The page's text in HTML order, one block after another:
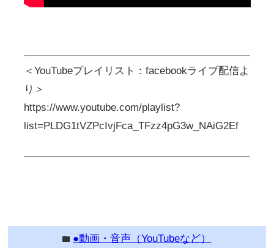
＜YouTubeプレイリスト：facebookライブ配信よ
り＞
https://www.youtube.com/playlist?
list=PLDG1tVZPcIvjFca_TFzz4pG3w_NAiG2Ef
folder ●動画・音声（YouTubeなど）